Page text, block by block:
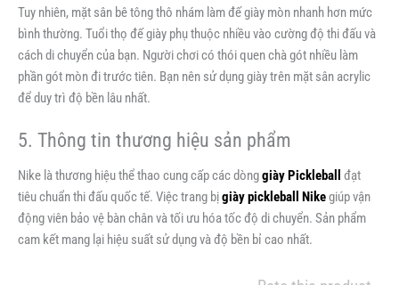
Tuy nhiên, mặt sân bê tông thô nhám làm đế giày mòn nhanh hơn mức
bình thường. Tuổi thọ đế giày phụ thuộc nhiều vào cường độ thi đấu và
cách di chuyển của bạn. Người chơi có thói quen chà gót nhiều làm
phần gót mòn đi trước tiên. Bạn nên sử dụng giày trên mặt sân acrylic
để duy trì độ bền lâu nhất.
5. Thông tin thương hiệu sản phẩm
Nike là thương hiệu thể thao cung cấp các dònggiày Pickleball
đạt
tiêu chuẩn thi đấu quốc tế. Việc trang bịgiày pickleball Nikegiúp vận
động viên bảo vệ bàn chân và tối ưu hóa tốc độ di chuyển. Sản phẩm
cam kết mang lại hiệu suất sử dụng và độ bền bỉ cao nhất.